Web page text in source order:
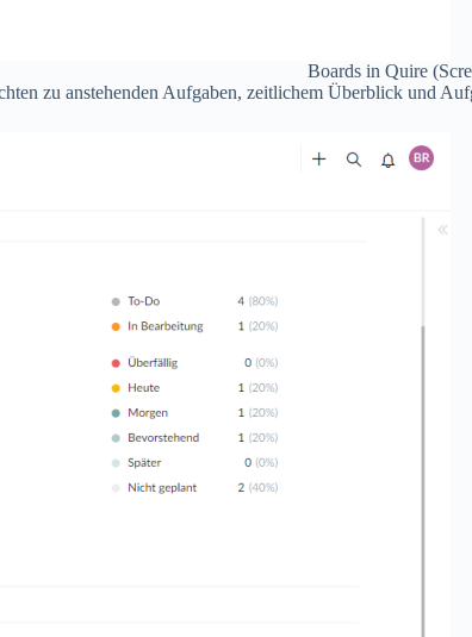
Boards in Quire
zu anstehenden Aufgaben, zeitlichem Überblick und